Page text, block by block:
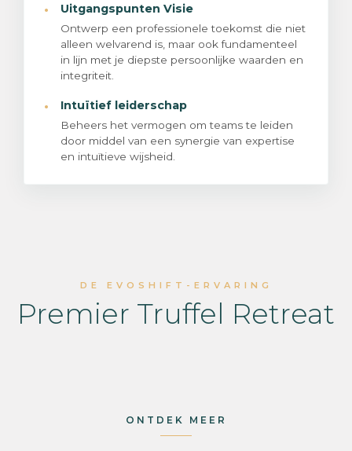
· Uitgangspunten Visie
Ontwerp een professionele toekomst die niet
alleen welvarend is, maar ook fundamenteel
in lijn met je diepste persoonlijke waarden en
integriteit.
· Intuïtief leiderschap
Beheers het vermogen om teams te leiden
door middel van een synergie van expertise
en intuïtieve wijsheid.
DE EVOSHIFT-ERVARING
Premier Truffel Retreat
ONTDEK MEER